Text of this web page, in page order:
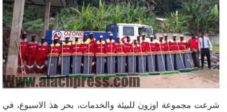
شرعت مجموعة اوزون للبيئة والخدمات، بحر هذ الاسبوع، في